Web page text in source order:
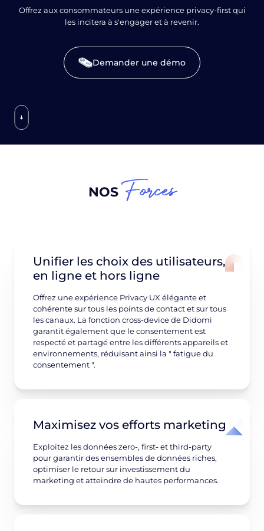
Offrez aux consommateurs une expérience privacy-first qui
les incitera à s'engager et à revenir.
Demander une démo
NOS Forces
Unifier les choix des utilisateurs,
en ligne et hors ligne
Offrez une expérience Privacy UX élégante et
cohérente sur tous les points de contact et sur tous
les canaux. La fonction cross-device de Didomi
garantit également que le consentement est
respecté et partagé entre les différents appareils et
environnements, réduisant ainsi la " fatigue du
consentement ".
Maximisez vos efforts marketing
Exploitez les données zero-, first- et third-party
pour garantir des ensembles de données riches,
optimiser le retour sur investissement du
marketing et atteindre de hautes performances.